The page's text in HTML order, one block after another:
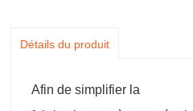
Détails du produit
Afin de simplifier la